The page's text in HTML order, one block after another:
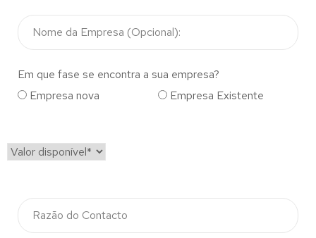
Em que fase se encontra a sua empresa?
Empresa nova
Empresa Existente